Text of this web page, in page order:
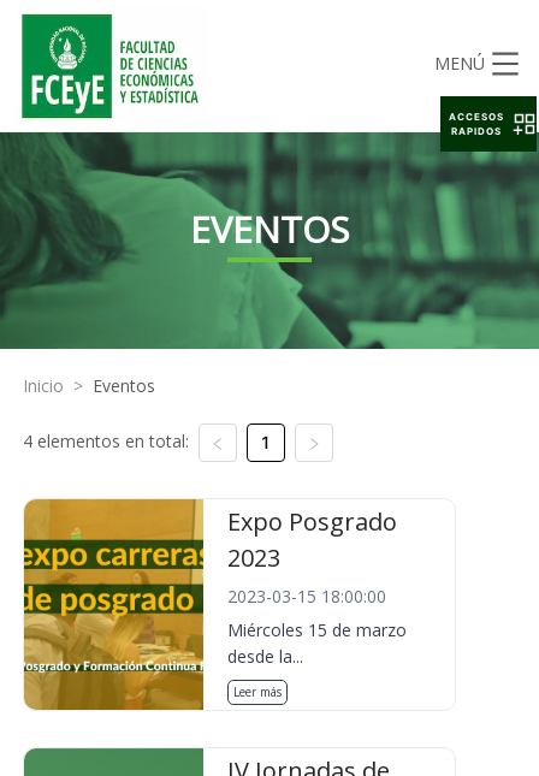
MENÚ
EVENTOS
Inicio > Eventos
4 elementos en total: 1
Expo Posgrado
2023
2023-03-15 18:00:00
Miércoles 15 de marzo
desde la...
Leer más
ACCESOS
RAPIDOS